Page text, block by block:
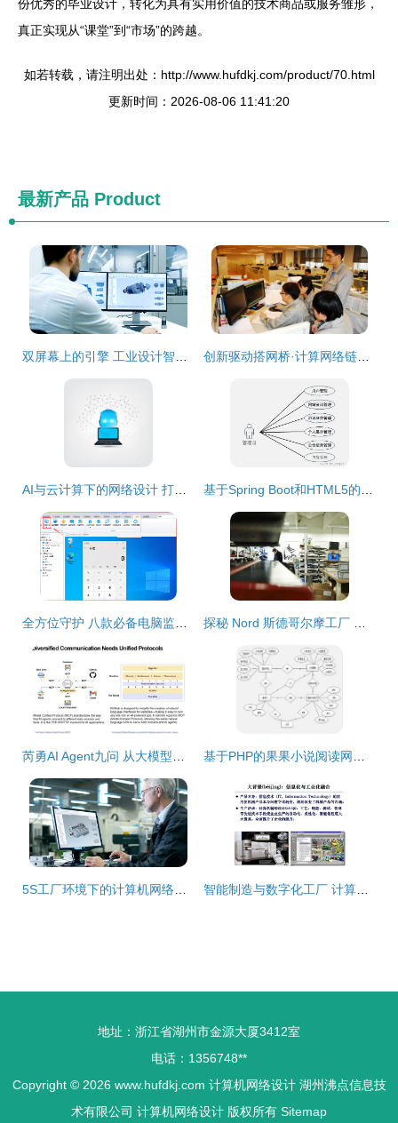
份优秀的毕业设计，转化为具有实用价值的技术商品或服务雏形，
真正实现从“课堂”到“市场”的跨越。
如若转载，请注明出处：http://www.hufdkj.com/product/70.html
更新时间：2026-08-06 11:41:20
最新产品 Product
地址：浙江省湖州市金源大厦3412室
电话：1356748**
Copyright © 2026 www.hufdkj.com 计算机网络设计 湖州沸点信息技
术有限公司 计算机网络设计 版权所有 Sitemap